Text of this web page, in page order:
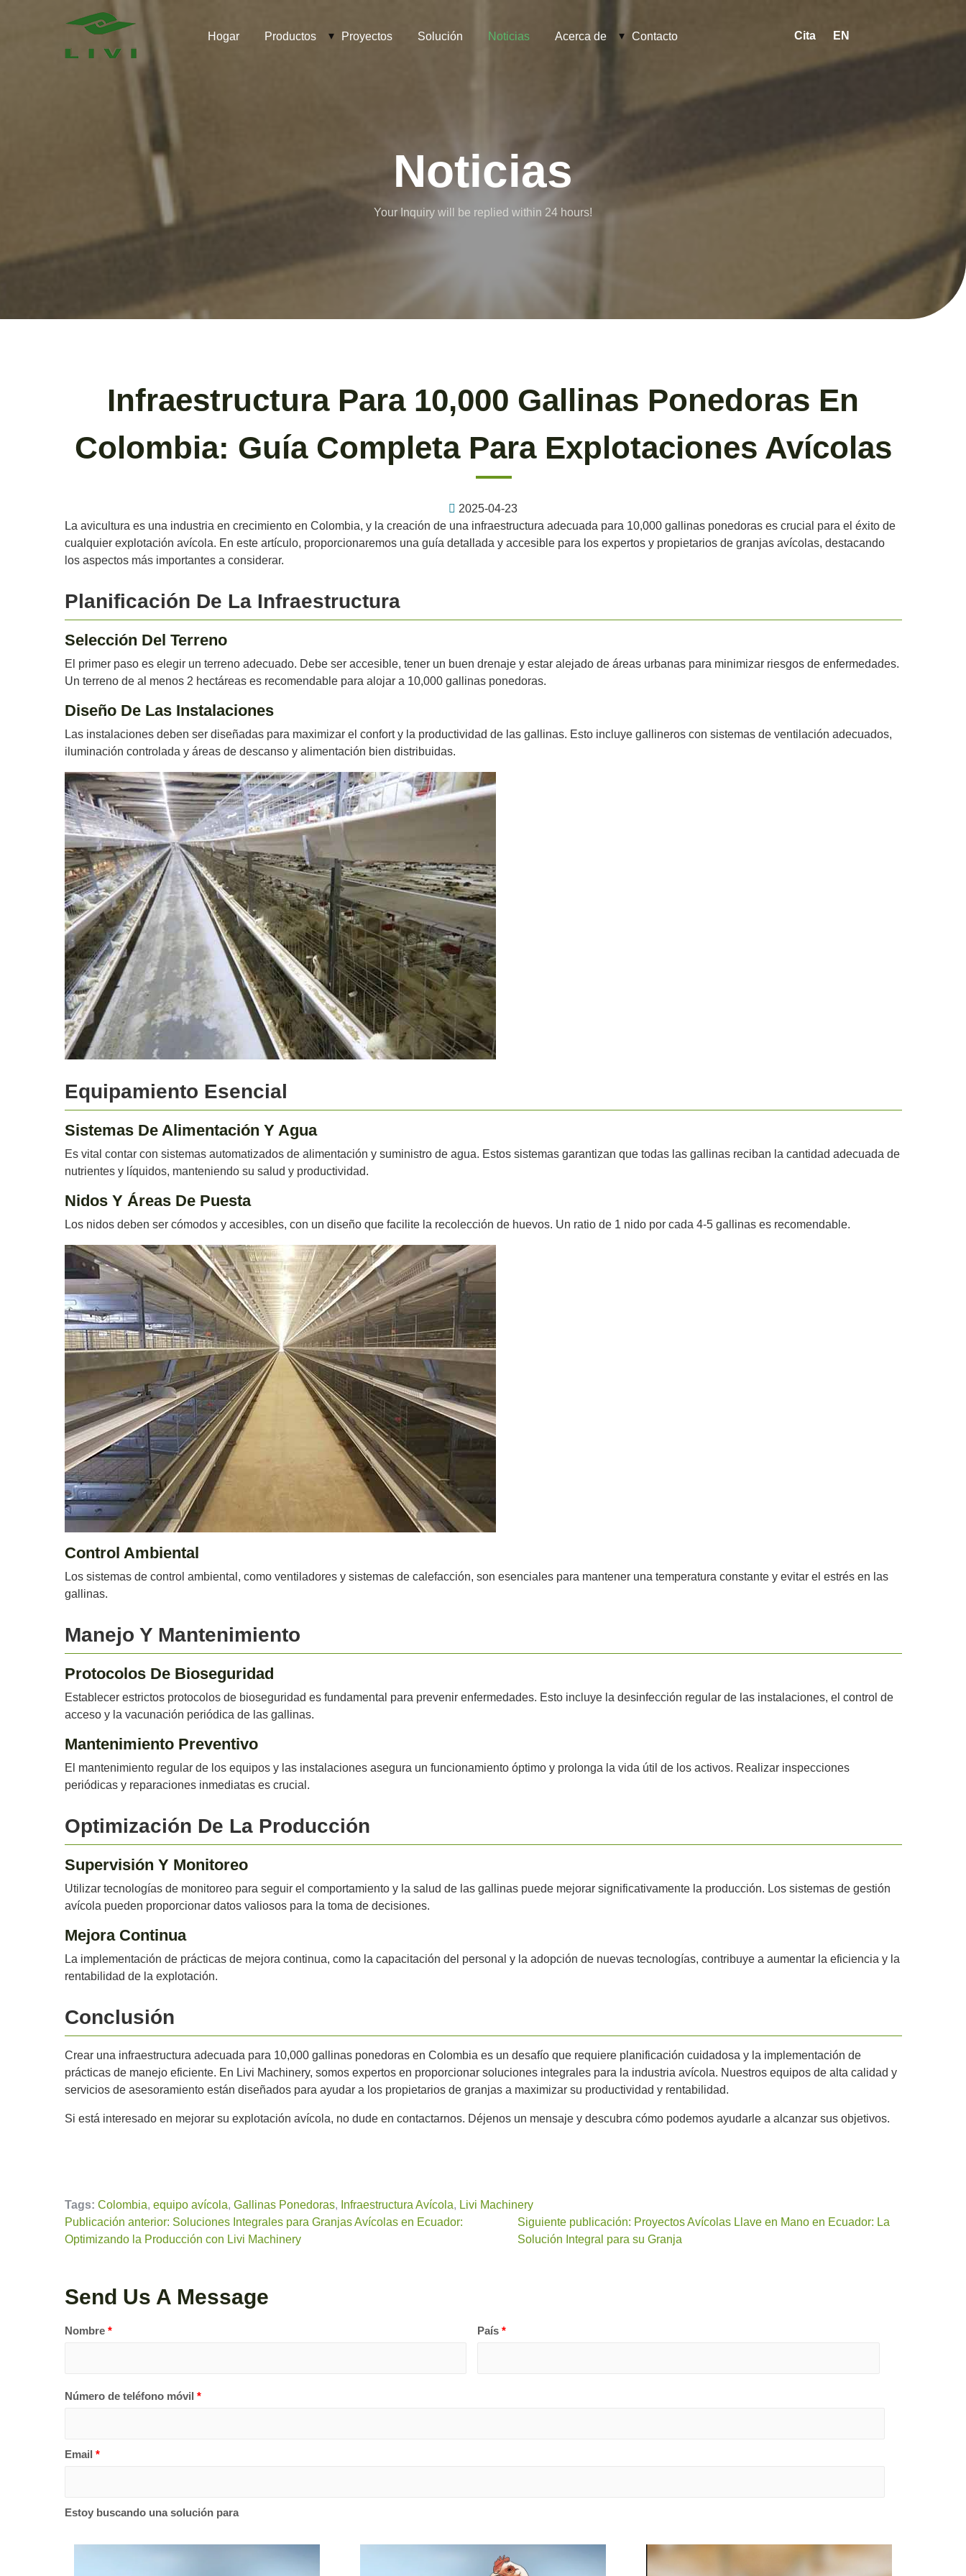
Hogar Productos Proyectos Solución Noticias Acerca de Contacto Cita EN
Noticias
Your Inquiry will be replied within 24 hours!
Infraestructura Para 10,000 Gallinas Ponedoras En
Colombia: Guía Completa Para Explotaciones Avícolas
2025-04-23
La avicultura es una industria en crecimiento en Colombia, y la creación de una infraestructura adecuada para 10,000 gallinas ponedoras es crucial para el éxito de
cualquier explotación avícola. En este artículo, proporcionaremos una guía detallada y accesible para los expertos y propietarios de granjas avícolas, destacando
los aspectos más importantes a considerar.
Planificación De La Infraestructura
Selección Del Terreno
El primer paso es elegir un terreno adecuado. Debe ser accesible, tener un buen drenaje y estar alejado de áreas urbanas para minimizar riesgos de enfermedades.
Un terreno de al menos 2 hectáreas es recomendable para alojar a 10,000 gallinas ponedoras.
Diseño De Las Instalaciones
Las instalaciones deben ser diseñadas para maximizar el confort y la productividad de las gallinas. Esto incluye gallineros con sistemas de ventilación adecuados,
iluminación controlada y áreas de descanso y alimentación bien distribuidas.
Equipamiento Esencial
Sistemas De Alimentación Y Agua
Es vital contar con sistemas automatizados de alimentación y suministro de agua. Estos sistemas garantizan que todas las gallinas reciban la cantidad adecuada de
nutrientes y líquidos, manteniendo su salud y productividad.
Nidos Y Áreas De Puesta
Los nidos deben ser cómodos y accesibles, con un diseño que facilite la recolección de huevos. Un ratio de 1 nido por cada 4-5 gallinas es recomendable.
Control Ambiental
Los sistemas de control ambiental, como ventiladores y sistemas de calefacción, son esenciales para mantener una temperatura constante y evitar el estrés en las
gallinas.
Manejo Y Mantenimiento
Protocolos De Bioseguridad
Establecer estrictos protocolos de bioseguridad es fundamental para prevenir enfermedades. Esto incluye la desinfección regular de las instalaciones, el control de
acceso y la vacunación periódica de las gallinas.
Mantenimiento Preventivo
El mantenimiento regular de los equipos y las instalaciones asegura un funcionamiento óptimo y prolonga la vida útil de los activos. Realizar inspecciones
periódicas y reparaciones inmediatas es crucial.
Optimización De La Producción
Supervisión Y Monitoreo
Utilizar tecnologías de monitoreo para seguir el comportamiento y la salud de las gallinas puede mejorar significativamente la producción. Los sistemas de gestión
avícola pueden proporcionar datos valiosos para la toma de decisiones.
Mejora Continua
La implementación de prácticas de mejora continua, como la capacitación del personal y la adopción de nuevas tecnologías, contribuye a aumentar la eficiencia y la
rentabilidad de la explotación.
Conclusión
Crear una infraestructura adecuada para 10,000 gallinas ponedoras en Colombia es un desafío que requiere planificación cuidadosa y la implementación de
prácticas de manejo eficiente. En Livi Machinery, somos expertos en proporcionar soluciones integrales para la industria avícola. Nuestros equipos de alta calidad y
servicios de asesoramiento están diseñados para ayudar a los propietarios de granjas a maximizar su productividad y rentabilidad.
Si está interesado en mejorar su explotación avícola, no dude en contactarnos. Déjenos un mensaje y descubra cómo podemos ayudarle a alcanzar sus objetivos.
Tags: Colombia, equipo avícola, Gallinas Ponedoras, Infraestructura Avícola, Livi Machinery
Publicación anterior: Soluciones Integrales para Granjas Avícolas en Ecuador:
Optimizando la Producción con Livi Machinery
Siguiente publicación: Proyectos Avícolas Llave en Mano en Ecuador: La
Solución Integral para su Granja
Send Us A Message
Nombre * País*
Número de teléfono móvil *
Email *
Estoy buscando una solución para